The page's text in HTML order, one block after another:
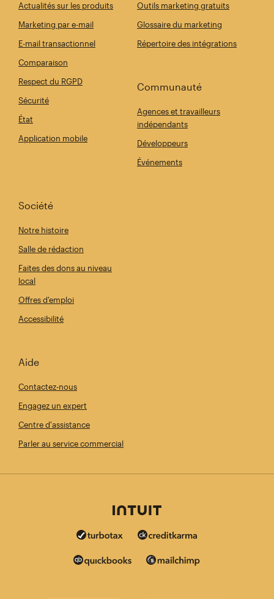
Actualités sur les produits
Marketing par e-mail
E-mail transactionnel
Comparaison
Respect du RGPD
Sécurité
État
Application mobile
Outils marketing gratuits
Glossaire du marketing
Répertoire des intégrations
Communauté
Agences et travailleurs
indépendants
Développeurs
Événements
Société
Notre histoire
Salle de rédaction
Faites des dons au niveau
local
Offres d'emploi
Accessibilité
Aide
Contactez-nous
Engagez un expert
Centre d'assistance
Parler au service commercial